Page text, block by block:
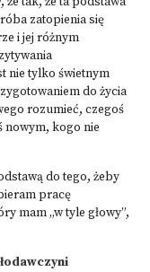
zatopienia się
i jej różnym
nie tylko świetnym
do życia
rozumieć, czegoś
nowym, kogo nie
do tego, żeby
pracę
mam „w tyle głowy”,